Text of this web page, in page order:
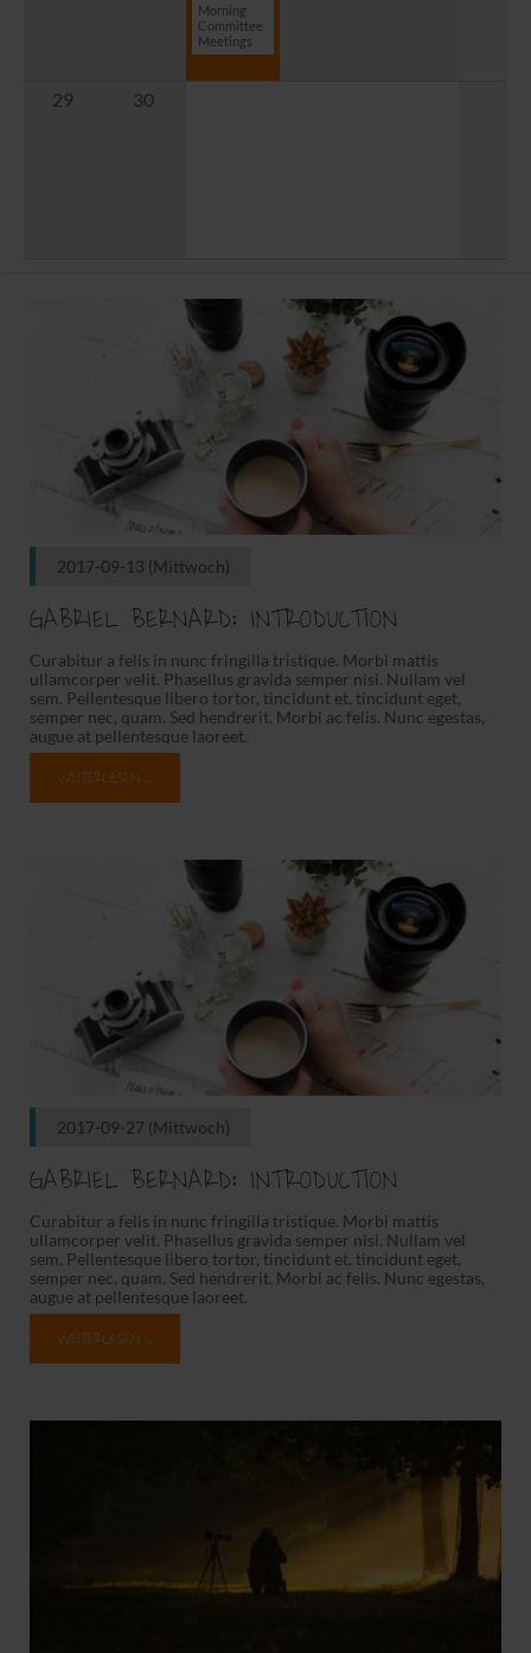
Morning
Committee
Meetings
29 30
2017-09-13 (Mittwoch)
GABRIEL BERNARD: INTRODUCTION
Curabitur a felis in nunc fringilla tristique. Morbi mattis
ullamcorper velit. Phasellus gravida semper nisi. Nullam vel
sem. Pellentesque libero tortor, tincidunt et, tincidunt eget,
semper nec, quam. Sed hendrerit. Morbi ac felis. Nunc egestas,
augue at pellentesque laoreet.
WEITERLESEN …
2017-09-27 (Mittwoch)
GABRIEL BERNARD: INTRODUCTION
Curabitur a felis in nunc fringilla tristique. Morbi mattis
ullamcorper velit. Phasellus gravida semper nisi. Nullam vel
sem. Pellentesque libero tortor, tincidunt et, tincidunt eget,
semper nec, quam. Sed hendrerit. Morbi ac felis. Nunc egestas,
augue at pellentesque laoreet.
WEITERLESEN …